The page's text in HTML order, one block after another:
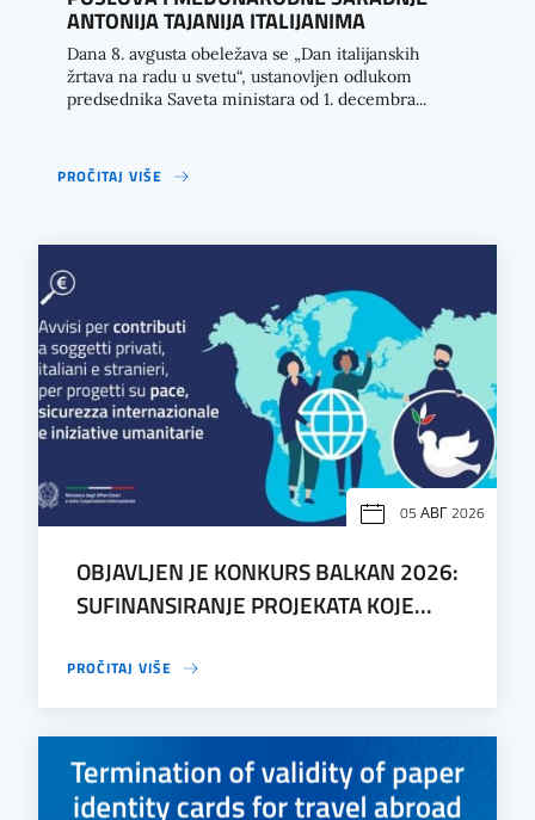
ANTONIJA TAJANIJA ITALIJANIMA
Dana 8. avgusta obeležava se „Dan italijanskih
žrtava na radu u svetu“, ustanovljen odlukom
predsednika Saveta ministara od 1. decembra...
PROČITAJ VIŠE
05 АВГ 2026
OBJAVLJEN JE KONKURS BALKAN 2026:
SUFINANSIRANJE PROJEKATA KOJE...
PROČITAJ VIŠE